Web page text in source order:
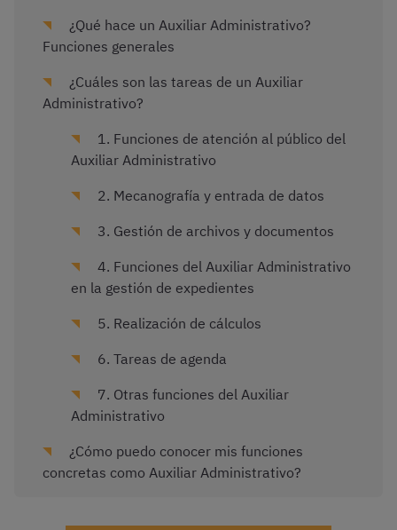
¿Qué hace un Auxiliar Administrativo?
Funciones generales
¿Cuáles son las tareas de un Auxiliar
Administrativo?
1. Funciones de atención al público del
Auxiliar Administrativo
2. Mecanografía y entrada de datos
3. Gestión de archivos y documentos
4. Funciones del Auxiliar Administrativo
en la gestión de expedientes
5. Realización de cálculos
6. Tareas de agenda
7. Otras funciones del Auxiliar
Administrativo
¿Cómo puedo conocer mis funciones
concretas como Auxiliar Administrativo?